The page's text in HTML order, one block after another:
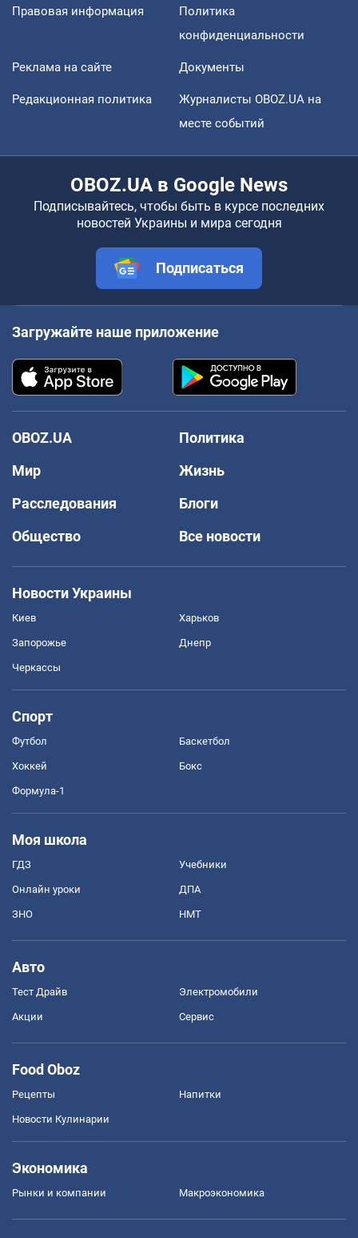
Правовая информация
Политика
конфиденциальности
Реклама на сайте Документы
Редакционная политика
Журналисты OBOZ.UA на
месте событий
OBOZ.UA в Google News
Подписывайтесь, чтобы быть в курсе последних
новостей Украины и мира сегодня
Подписаться
Загружайте наше приложение
OBOZ.UA
Политика
Мир
Жизнь
Расследования
Блоги
Общество
Все новости
Новости Украины
Киев Харьков
Запорожье Днепр
Черкассы
Спорт
Футбол Баскетбол
Хоккей Бокс
Формула-1
Моя школа
ГДЗ Учебники
Онлайн уроки ДПА
ЗНО НМТ
Авто
Тест Драйв Электромобили
Акции Сервис
Food Oboz
Рецепты Напитки
Новости Кулинарии
Экономика
Рынки и компании Mакроэкономика